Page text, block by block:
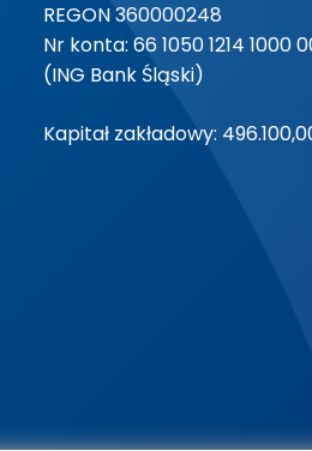
REGON 360000248
Nr konta: 66 1050 1214 1000
(ING Bank Śląski)
Kapitał zakładowy: